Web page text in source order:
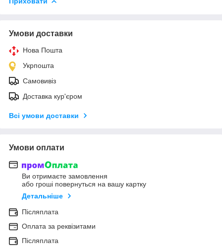
Умови доставки
Нова Пошта
Укрпошта
Самовивіз
Доставка кур'єром
Всі умови доставки
Умови оплати
Ви отримаєте замовлення
або гроші повернуться на вашу картку
Детальніше
Післяплата
Оплата за реквізитами
Післяплата